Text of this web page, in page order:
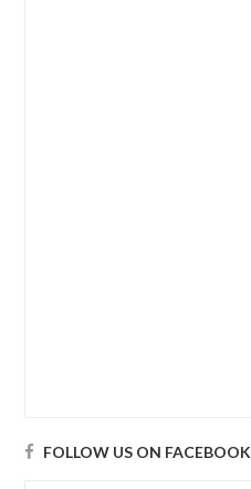
FOLLOW US ON FACEBOOK